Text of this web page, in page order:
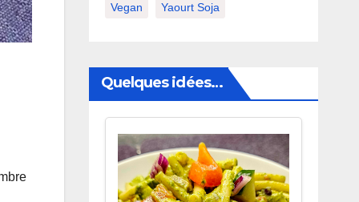
Vegan Yaourt Soja
Quelques idées…